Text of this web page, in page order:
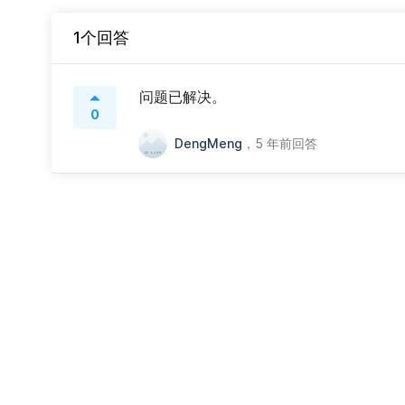
1个回答
0
问题已解决。
DengMeng ， 5 年前回答